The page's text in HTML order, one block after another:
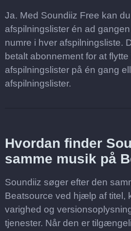
Ja. Med Soundiiz Free kan
afspilningslister én ad
numre i hver afspilningsliste.
betalt abonnement for at flytte
afspilningslister på én gang
afspilningslister.
Hvordan finder
samme musik på
Soundiiz søger efter den
Beatsource ved hjælp af titel,
varighed og
tjenester. Når den er